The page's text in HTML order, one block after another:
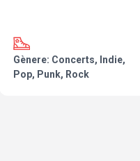
Gènere: Concerts, Indie,
Pop, Punk, Rock